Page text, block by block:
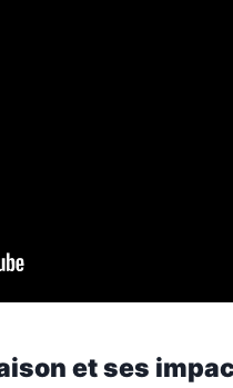
et ses